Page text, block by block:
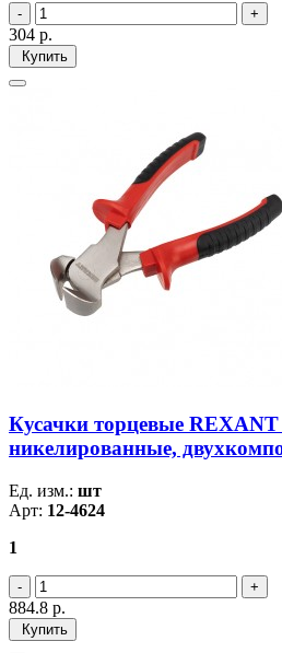
304 р.
Купить
Кусачки торцевые
никелированные,
Ед. изм.: шт
Арт: 12-4624
1
884.8 р.
Купить